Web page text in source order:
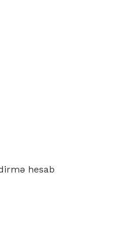
hesab